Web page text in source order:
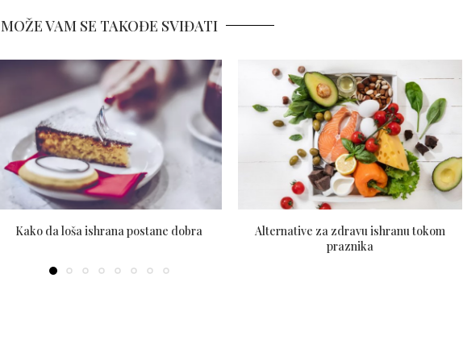
MOŽE VAM SE TAKOĐE SVIĐATI
Kako da loša ishrana postane dobra
Alternative za zdravu ishranu tokom
praznika